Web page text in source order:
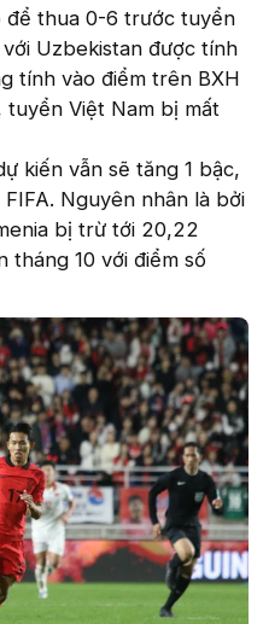
để thua 0-6 trước tuyển
Uzbekistan được tính
tính vào điểm trên BXH
tuyển Việt Nam bị mất
kiến vẫn sẽ tăng 1 bậc,
Nguyên nhân là bởi
bị trừ tới 20,22
tháng 10 với điểm số